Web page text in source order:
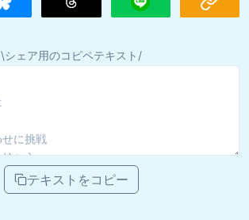
\シェア用のコピペテキスト/
テキストをコピー